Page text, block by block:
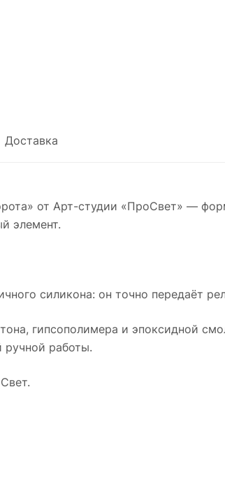
Доставка
от Арт-студии «ПроСвет» —
элемент.
силикона: он точно передаёт
гипсополимера и эпоксидной
работы.